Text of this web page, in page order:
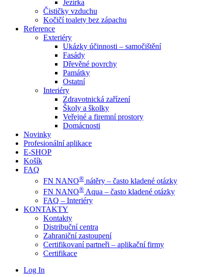
Jezírka
Čističky vzduchu
Kočičí toalety bez zápachu
Reference
Exteriéry
Ukázky účinnosti – samočištění
Fasády
Dřevěné povrchy
Památky
Ostatní
Interiéry
Zdravotnická zařízení
Školy a školky
Veřejné a firemní prostory
Domácnosti
Novinky
Profesionální aplikace
E-SHOP
Košík
FAQ
FN NANO® nátěry – často kladené otázky
FN NANO® Aqua – často kladené otázky
FAQ – Interiéry
KONTAKTY
Kontakty
Distribuční centra
Zahraniční zastoupení
Certifikovaní partneři – aplikační firmy
Certifikace
Log In